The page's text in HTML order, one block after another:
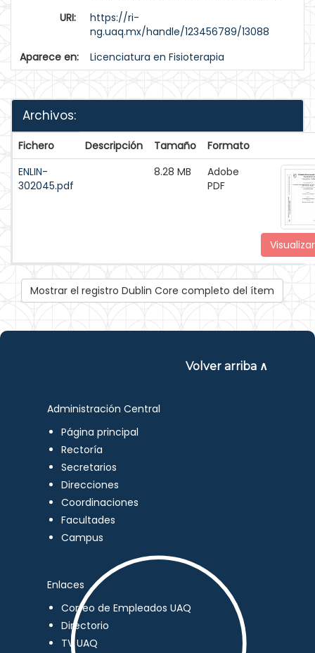
URI:
https://ri-
ng.uaq.mx/handle/123456789/13088
Aparece en:
Licenciatura en Fisioterapia
Archivos:
Fichero Descripción Tamaño
Formato
ENLIN-
302045.pdf
8.28 MB
Adobe
PDF
Mostrar el registro Dublin Core completo del ítem
Volver arriba ∧
Administración Central
Página principal
Rectoría
Secretarios
Direcciones
Coordinaciones
Facultades
Campus
Enlaces
Correo de Empleados UAQ
Directorio
TV UAQ